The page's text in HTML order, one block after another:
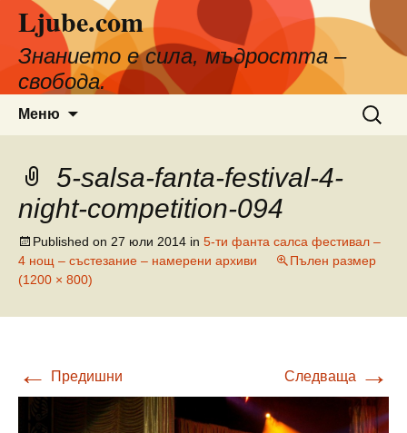
съдържанието
Ljube.com
Знанието е сила, мъдростта –
свобода.
Меню
за:
5-salsa-fanta-festival-4-
night-competition-094
Published on 27 юли 2014 in 5-ти фанта салса фестивал –
4 нощ – състезание – намерени архиви
Пълен размер
(1200 × 800)
← Предишни Следваща →